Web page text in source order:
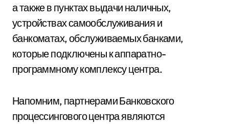
а также в пунктах выдачи наличных,
устройствах самообслуживания и
банкоматах, обслуживаемых банками,
которые подключены к аппаратно-
программному комплексу центра.
Напомним, партнерами Банковского
процессингового центра являются